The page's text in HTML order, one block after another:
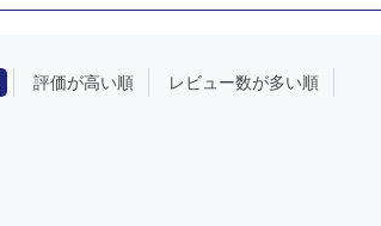
評価が高い順 レビュー数が多い順